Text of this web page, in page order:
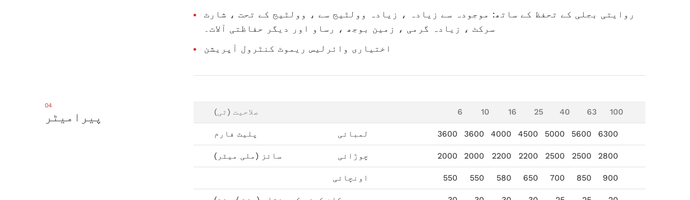
روایتی بجلی کے تحفظ کے ساتھ: موجودہ سے زیادہ ، زیادہ وولٹیج سے ، وولٹیج کے تحت ، شارٹ
سرکٹ ، زیادہ گرمی ، زمین بوجھ ، رساو اور دیگر حفاظتی آلات۔
اختیاری وائرلیس ریموٹ کنٹرول آپریشن
04
پیرامیٹر صلاحیت (ٹی) 6 10 16 25 40 63 100
پلیٹ فارم لمبائی 3600 3600 4000 4500 5000 5600 6300
سائز (ملی میٹر) چوڑائی 2000 2000 2200 2200 2500 2500 2800
اونچائی 550 550 580 650 700 850 900